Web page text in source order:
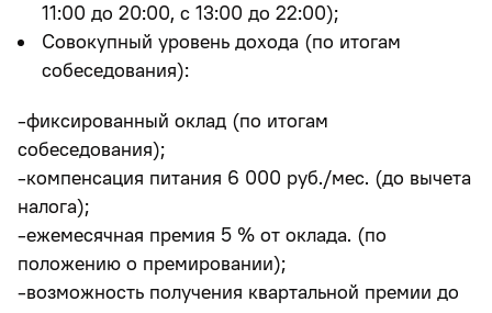
11:00 до 20:00, с 13:00 до 22:00);
Совокупный уровень дохода (по итогам
собеседования):
-фиксированный оклад (по итогам
собеседования);
-компенсация питания 6 000 руб./мес. (до вычета
налога);
-ежемесячная премия 5 % от оклада. (по
положению о премировании);
-возможность получения квартальной премии до